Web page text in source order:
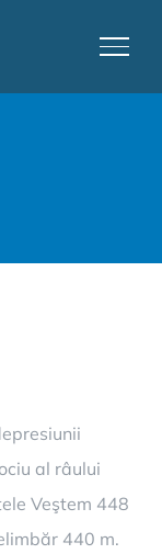
al râului
Veştem 448
440 m.